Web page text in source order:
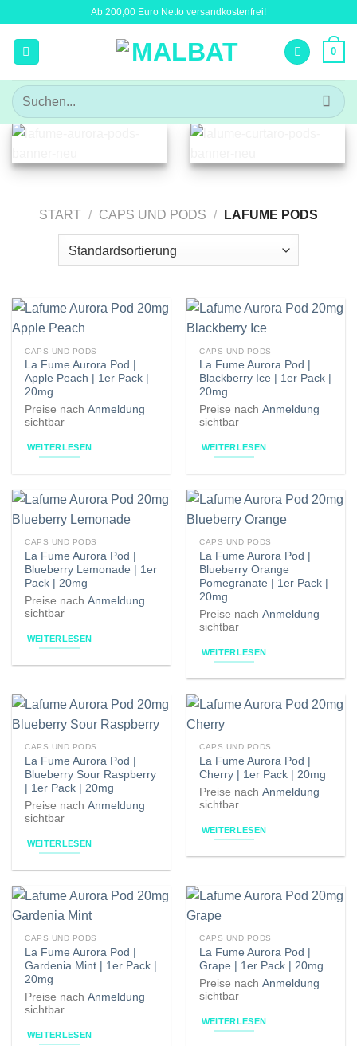
springen
Ab 200,00 Euro Netto versandkostenfrei!
0
Suchen
nach:
START / CAPS UND PODS / LAFUME PODS
CAPS UND PODS
La Fume Aurora Pod |
Apple Peach | 1er Pack |
20mg
Preise nachAnmeldung
sichtbar
WEITERLESEN
CAPS UND PODS
La Fume Aurora Pod |
Blackberry Ice | 1er Pack |
20mg
Preise nachAnmeldung
sichtbar
WEITERLESEN
CAPS UND PODS
La Fume Aurora Pod |
Blueberry Lemonade | 1er
Pack | 20mg
Preise nachAnmeldung
sichtbar
WEITERLESEN
CAPS UND PODS
La Fume Aurora Pod |
Blueberry Orange
Pomegranate | 1er Pack |
20mg
Preise nachAnmeldung
sichtbar
WEITERLESEN
CAPS UND PODS
La Fume Aurora Pod |
Blueberry Sour Raspberry
| 1er Pack | 20mg
Preise nachAnmeldung
sichtbar
WEITERLESEN
CAPS UND PODS
La Fume Aurora Pod |
Cherry | 1er Pack | 20mg
Preise nachAnmeldung
sichtbar
WEITERLESEN
CAPS UND PODS
La Fume Aurora Pod |
Gardenia Mint | 1er Pack |
20mg
Preise nachAnmeldung
sichtbar
WEITERLESEN
CAPS UND PODS
La Fume Aurora Pod |
Grape | 1er Pack | 20mg
Preise nachAnmeldung
sichtbar
WEITERLESEN